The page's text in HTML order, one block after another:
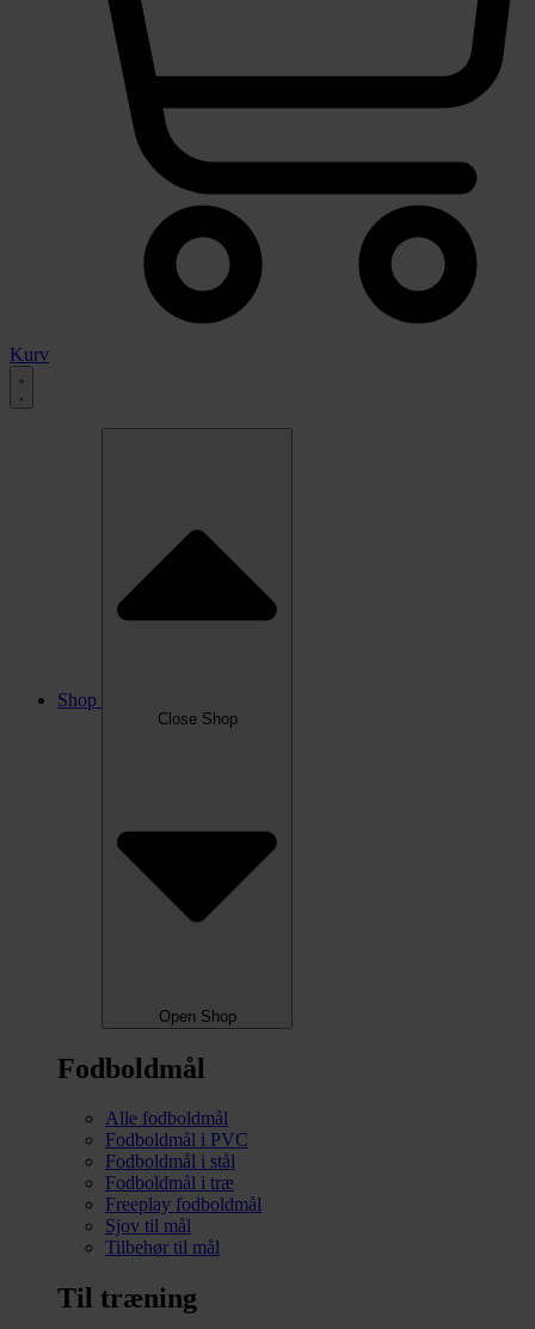
Kurv
Shop
Close Shop
Open Shop
Fodboldmål
Alle fodboldmål
Fodboldmål i PVC
Fodboldmål i stål
Fodboldmål i træ
Freeplay fodboldmål
Sjov til mål
Tilbehør til mål
Til træning